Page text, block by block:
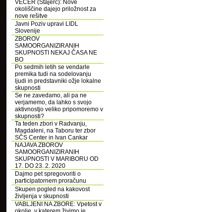
VEČER (Štajerc): Nove
okoliščine dajejo priložnost za
nove rešitve
Javni Poziv upravi LIDL
Slovenije
ZBOROV
SAMOORGANIZIRANIH
SKUPNOSTI NEKAJ ČASA NE
BO
Po sedmih letih se vendarle
premika tudi na sodelovanju
ljudi in predstavniki ožje lokalne
skupnosti
Se ne zavedamo, ali pa ne
verjamemo, da lahko s svojo
aktivnostjo veliko pripomoremo v
skupnosti?
Ta teden zbori v Radvanju,
Magdaleni, na Taboru ter zbor
SČS Center in Ivan Cankar
NAJAVA ZBOROV
SAMOORGANIZIRANIH
SKUPNOSTI V MARIBORU OD
17. DO 23. 2. 2020
Dajmo pet spregovoriti o
participatornem proračunu
Skupen pogled na kakovost
življenja v skupnosti
VABLJENI NA ZBORE: Vpetost v